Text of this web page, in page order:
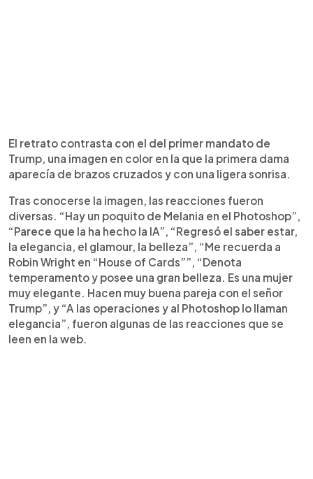
El retrato contrasta con el del primer mandato de
Trump, una imagen en color en la que la primera dama
aparecía de brazos cruzados y con una ligera sonrisa.
Tras conocerse la imagen, las reacciones fueron
diversas. “Hay un poquito de Melania en el Photoshop”,
“Parece que la ha hecho la IA”, “Regresó el saber estar,
la elegancia, el glamour, la belleza”, “Me recuerda a
Robin Wright en “House of Cards””, “Denota
temperamento y posee una gran belleza. Es una mujer
muy elegante. Hacen muy buena pareja con el señor
Trump”, y “A las operaciones y al Photoshop lo llaman
elegancia”, fueron algunas de las reacciones que se
leen en la web.